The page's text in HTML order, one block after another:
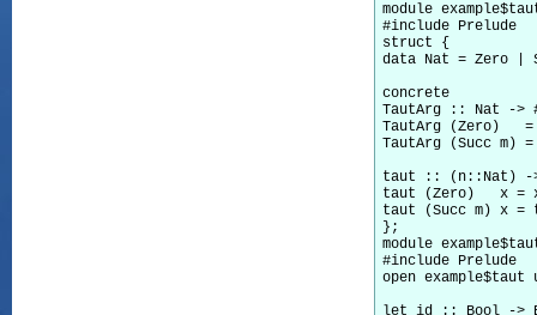
module
#include Prelude
struct {
data Nat = Zero |
concrete
TautArg :: Nat ->
TautArg (Zero)
TautArg (Succ m)
taut :: (n::Nat) -
taut (Zero)   x =
taut (Succ m) x =
};
module
#include Prelude
open
let id :: Bool ->